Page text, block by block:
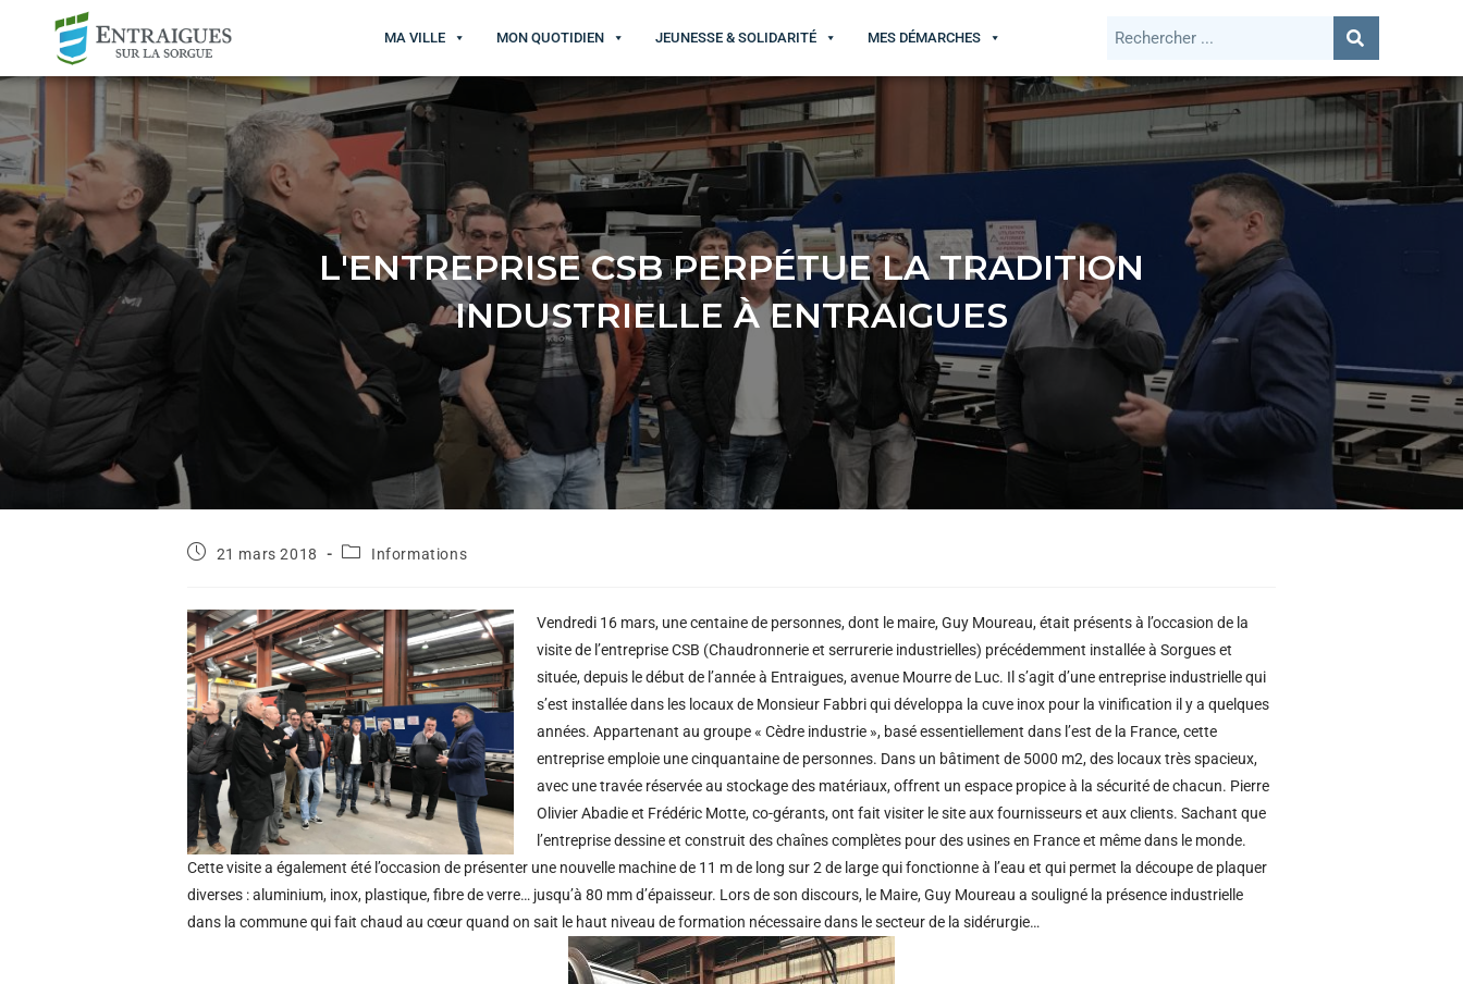
MA VILLE MON QUOTIDIEN JEUNESSE & SOLIDARITÉ MES DÉMARCHES
L'ENTREPRISE CSB PERPÉTUE LA TRADITION
INDUSTRIELLE À ENTRAIGUES
21 mars 2018 Informations
Vendredi 16 mars, une centaine de personnes, dont le maire, Guy Moureau, était présents à l’occasion de la
visite de l’entreprise CSB (Chaudronnerie et serrurerie industrielles) précédemment installée à Sorgues et
située, depuis le début de l’année à Entraigues, avenue Mourre de Luc. Il s’agit d’une entreprise industrielle qui
s’est installée dans les locaux de Monsieur Fabbri qui développa la cuve inox pour la vinification il y a quelques
années. Appartenant au groupe « Cèdre industrie », basé essentiellement dans l’est de la France, cette
entreprise emploie une cinquantaine de personnes. Dans un bâtiment de 5000 m2, des locaux très spacieux,
avec une travée réservée au stockage des matériaux, offrent un espace propice à la sécurité de chacun. Pierre
Olivier Abadie et Frédéric Motte, co-gérants, ont fait visiter le site aux fournisseurs et aux clients. Sachant que
l’entreprise dessine et construit des chaînes complètes pour des usines en France et même dans le monde.
Cette visite a également été l’occasion de présenter une nouvelle machine de 11 m de long sur 2 de large qui fonctionne à l’eau et qui permet la découpe de plaquer
diverses : aluminium, inox, plastique, fibre de verre… jusqu’à 80 mm d’épaisseur. Lors de son discours, le Maire, Guy Moureau a souligné la présence industrielle
dans la commune qui fait chaud au cœur quand on sait le haut niveau de formation nécessaire dans le secteur de la sidérurgie…